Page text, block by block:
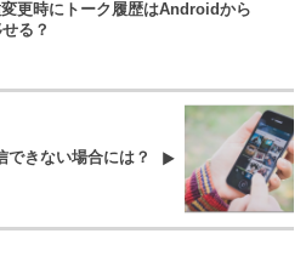
更時にトーク履歴はAndroidから
る？
できない場合には？